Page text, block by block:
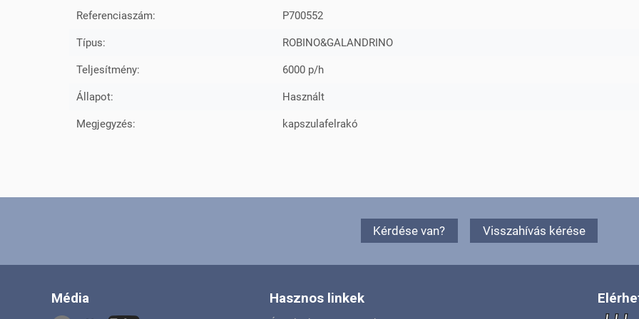
Referenciaszám: P700552
Típus: ROBINO&GALANDRINO
Teljesítmény: 6000 p/h
Állapot: Használt
Megjegyzés: kapszulafelrakó
Kérdése van? Visszahívás kérése
Média Hasznos linkek